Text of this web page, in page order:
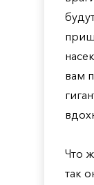
вам
Что
так